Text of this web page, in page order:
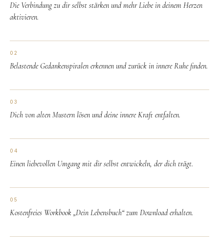
Die Verbindung zu dir selbst stärken und mehr Liebe in deinem Herzen
aktivieren.
02
Belastende Gedankenspiralen erkennen und zurück in innere Ruhe finden.
03
Dich von alten Mustern lösen und deine innere Kraft entfalten.
04
Einen liebevollen Umgang mit dir selbst entwickeln, der dich trägt.
05
Kostenfreies Workbook „Dein Lebensbuch“ zum Download erhalten.